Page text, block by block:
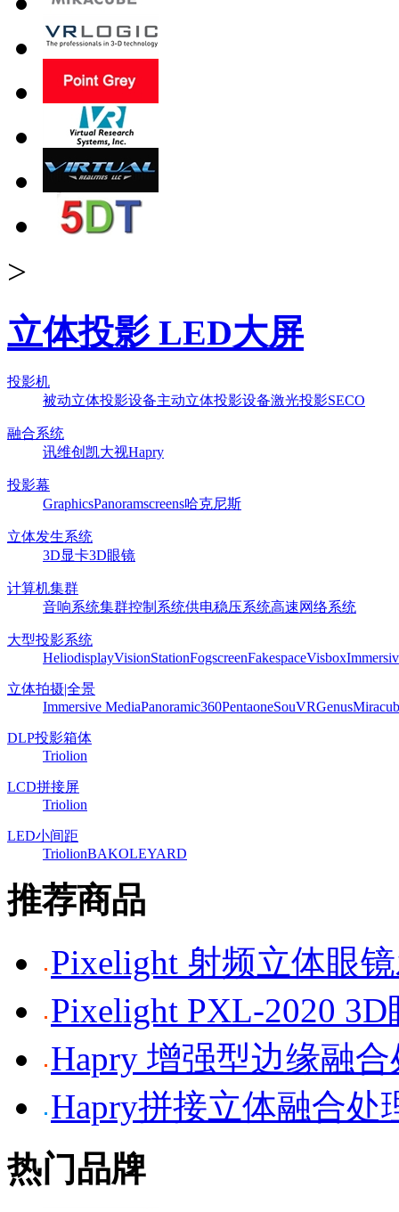
>
立体投影 LED大屏
投影机
被动立体投影设备主动立体投影设备激光投影SECO
融合系统
讯维创凯大视Hapry
投影幕
GraphicsPanoramscreens哈克尼斯
立体发生系统
3D显卡3D眼镜
计算机集群
音响系统集群控制系统供电稳压系统高速网络系统
大型投影系统
HeliodisplayVisionStationFogscreenFakespaceVisbox
立体拍摄|全景
Immersive MediaPanoramic360PentaoneSouVRGenus
DLP投影箱体
Triolion
LCD拼接屏
Triolion
LED小间距
TriolionBAKOLEYARD
推荐商品
Pixelight 射频立体眼
Pixelight PXL-2020 3D
Hapry 增强型边缘融
Hapry拼接立体融合处
热门品牌